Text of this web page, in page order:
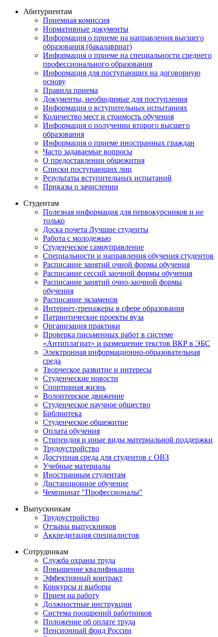
Абитуриентам
Приемная комиссия
Нормативные документы
Информация о приеме на направления высшего
образования (бакалавриат)
Информация о приеме на специальности среднего
профессионального образования
Информация для поступающих на договорную
основу
Правила приема
Документы, необходимые для поступления
Информация о вступительных испытаниях
Количество мест и стоимость обучения
Информация о получении второго высшего
образования
Информация о приеме иностранных граждан
Часто задаваемые вопросы
О предоставлении общежития
Списки поступающих лиц
Результаты вступительных испытаний
Приказы о зачислении
Студентам
Полезная информация для первокурсников и не
только
Доска почета Лучшие студенты
Работа с молодежью
Студенческое самоуправление
Специальности и направления обучения студентов
Расписание занятий очной формы обучения
Расписание сессий заочной формы обучения
Расписание занятий очно-заочной формы
обучения
Расписание экзаменов
Интернет-тренажеры в сфере образования
Патриотические проекты вуза
Организация практики
Проверка письменных работ в системе
«Антиплагиат» и размещение текстов ВКР в ЭБС
Электронная информационно-образовательная
среда
Творческое развитие и интересы
Студенческие новости
Спортивная жизнь
Волонтерское движение
Студенческое научное общество
Библиотека
Студенческое общежитие
Оплата обучения
Стипендия и иные виды материальной поддержки
Трудоустройство
Доступная среда для студентов с ОВЗ
Учебные материалы
Иностранным студентам
Дистанционное обучение
Чемпионат "Профессионалы"
Выпускникам
Трудоустройство
Отзывы выпускников
Аккредитация специалистов
Сотрудникам
Служба охраны труда
Повышение квалификации
Эффективный контракт
Конкурсы и выборы
Прием на работу
Должностные инструкции
Система поощрений работников
Положение об оплате труда
Пенсионный фонд России